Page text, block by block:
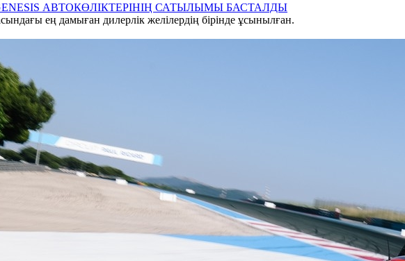
АВТОКӨЛІКТЕРІНІҢ САТЫЛЫМЫ БАСТАЛДЫ
ең дамыған дилерлік желілердің бірінде ұсынылған.